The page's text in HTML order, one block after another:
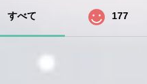
すべて 177